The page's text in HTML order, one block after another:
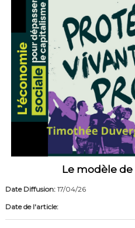
Le modèle de
Date Diffusion:17/04/26
Date de l'article: